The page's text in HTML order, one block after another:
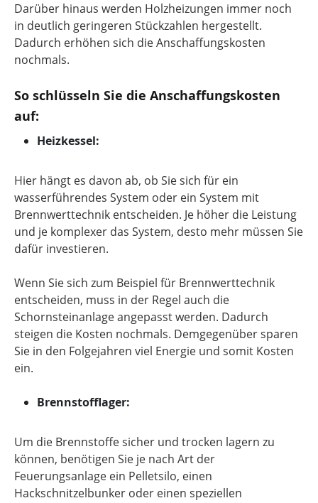
Darüber hinaus werden Holzheizungen immer noch
in deutlich geringeren Stückzahlen hergestellt.
Dadurch erhöhen sich die Anschaffungskosten
nochmals.
So schlüsseln Sie die Anschaffungskosten
auf:
Heizkessel:
Hier hängt es davon ab, ob Sie sich für ein
wasserführendes System oder ein System mit
Brennwerttechnik entscheiden. Je höher die Leistung
und je komplexer das System, desto mehr müssen Sie
dafür investieren.
Wenn Sie sich zum Beispiel für Brennwerttechnik
entscheiden, muss in der Regel auch die
Schornsteinanlage angepasst werden. Dadurch
steigen die Kosten nochmals. Demgegenüber sparen
Sie in den Folgejahren viel Energie und somit Kosten
ein.
Brennstofflager:
Um die Brennstoffe sicher und trocken lagern zu
können, benötigen Sie je nach Art der
Feuerungsanlage ein Pelletsilo, einen
Hackschnitzelbunker oder einen speziellen